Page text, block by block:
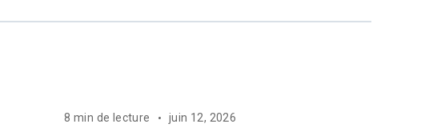
8 min de lecture juin 12, 2026